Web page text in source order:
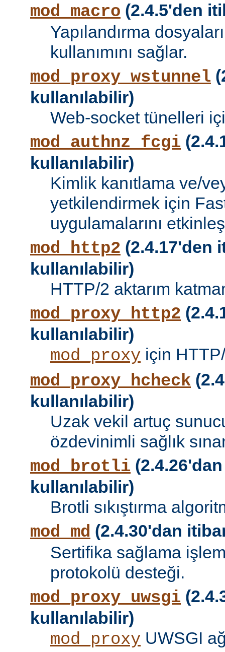
mod_macro (2.4.5'den
Yapılandırma
kullanımını sağlar.
mod_proxy_wstunnel
kullanılabilir)
Web-socket tünelleri
mod_authnz_fcgi
kullanılabilir)
Kimlik kanıtlama ve/
yetkilendirmek için
uygulamalarını
mod_http2 (2.4.17'den
kullanılabilir)
HTTP/2 aktarım
mod_proxy_http2
kullanılabilir)
mod_proxy için
mod_proxy_hcheck
kullanılabilir)
Uzak vekil artuç
özdevinimli sağlık
mod_brotli
kullanılabilir)
Brotli sıkıştırma
mod_md (2.4.30'dan
Sertifika sağlama
protokolü desteği.
mod_proxy_uwsgi
kullanılabilir)
mod_proxy UWSGI